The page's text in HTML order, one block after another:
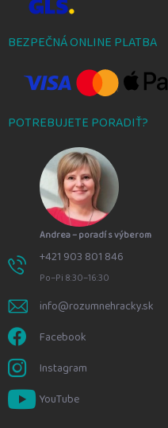
BEZPEČNÁ ONLINE PLATBA
POTREBUJETE PORADIŤ?
Andrea – poradí s výberom
+421 903 801 846
Po–Pi 8:30–16:30
info@rozumnehracky.sk
Facebook
Instagram
YouTube